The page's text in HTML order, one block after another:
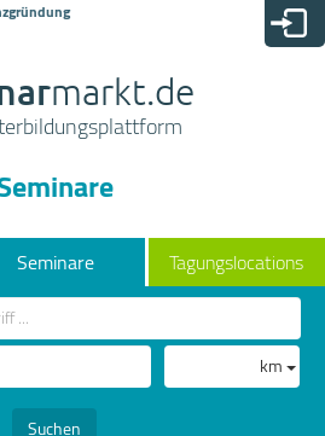
markt.de
Seminare Tagungslocations
km
Suchen